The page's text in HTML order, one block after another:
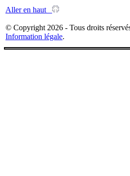
Aller en haut
© Copyright 2026 - Tous droits
Information légale.